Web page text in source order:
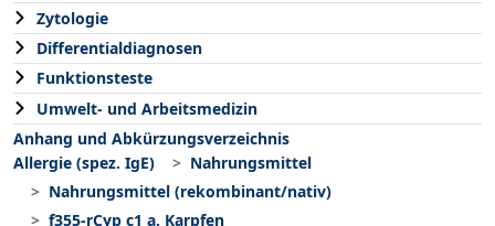
Zytologie
Differentialdiagnosen
Funktionsteste
Umwelt- und Arbeitsmedizin
Anhang und Abkürzungsverzeichnis
Allergie (spez. IgE)
Nahrungsmittel
Nahrungsmittel (rekombinant/nativ)
f355-rCyp c1 a. Karpfen